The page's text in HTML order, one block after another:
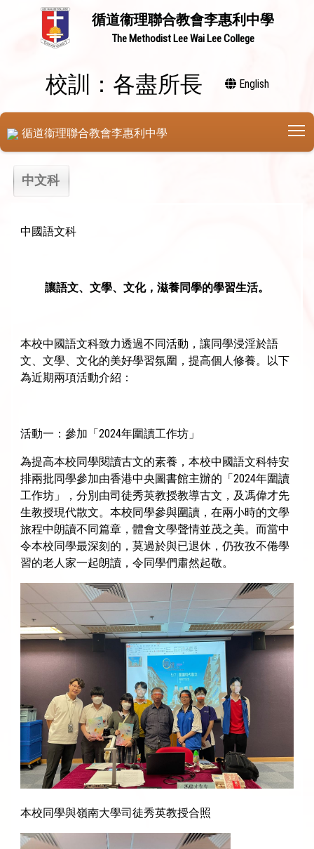
循道衞理聯合教會李惠利中學
The Methodist Lee Wai Lee College
校訓：各盡所長 English
循道衞理聯合教會李惠利中學
中文科
中國語文科
讓語文、 文學、 文化， 滋養同學的學習生活。
本校中國語文科致力透過不同活動，讓同學浸淫於語
文、文學、文化的美好學習氛圍，提高個人修養。以下
為近期兩項活動介紹：
活動一：參加「2024年圍讀工作坊」
為提高本校同學閱讀古文的素養，本校中國語文科特安
排兩批同學參加由香港中央圖書館主辦的「2024年圍讀
工作坊」，分別由司徒秀英教授教導古文，及馮偉才先
生教授現代散文。本校同學參與圍讀，在兩小時的文學
旅程中朗讀不同篇章，體會文學聲情並茂之美。而當中
令本校同學最深刻的，莫過於與已退休，仍孜孜不倦學
習的老人家一起朗讀，令同學們肅然起敬。
本校同學與嶺南大學司徒秀英教授合照